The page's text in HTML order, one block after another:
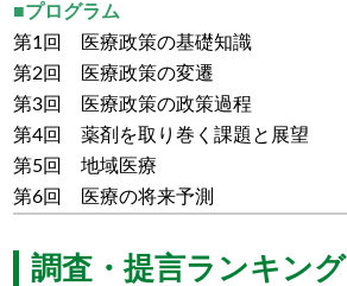
■プログラム
第1回 医療政策の基礎知識
第2回 医療政策の変遷
第3回 医療政策の政策過程
第4回 薬剤を取り巻く課題と展望
第5回 地域医療
第6回 医療の将来予測
調査・提言ランキング